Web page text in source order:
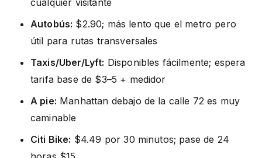
Autobús: $2.90; más lento que el metro pero
útil para rutas transversales
Taxis/Uber/Lyft: Disponibles fácilmente; espera
tarifa base de $3–5 + medidor
A pie: Manhattan debajo de la calle 72 es muy
caminable
Citi Bike: $4.49 por 30 minutos; pase de 24